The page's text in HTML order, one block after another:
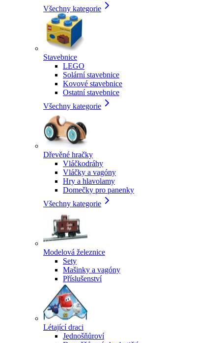
Všechny kategorie
Stavebnice
LEGO
Solární stavebnice
Kovové stavebnice
Ostatní stavebnice
Všechny kategorie
Dřevěné hračky
Vláčkodráhy
Vláčky a vagóny
Hry a hlavolamy
Domečky pro panenky
Všechny kategorie
Modelová železnice
Sety
Mašinky a vagóny
Příslušenství
Létající draci
Jednošňůroví